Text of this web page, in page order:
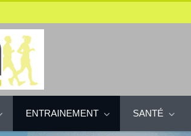
ENTRAINEMENT SANTÉ